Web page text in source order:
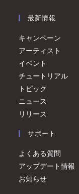
最新情報
キャンペーン
アーティスト
イベント
チュートリアル
トピック
ニュース
リリース
サポート
よくある質問
アップデート情報
お知らせ